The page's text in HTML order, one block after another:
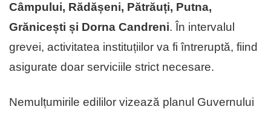
Câmpului, Rădășeni, Pătrăuți, Putna,
Grănicești și Dorna Candreni. În intervalul
grevei, activitatea instituțiilor va fi întreruptă, fiind
asigurate doar serviciile strict necesare.
Nemulțumirile edililor vizează planul Guvernului